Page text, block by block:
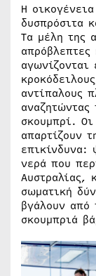
Η
δυσπρόσιτα
Τα μέλη της
απρόβλεπτες
αγωνίζονται
αντίπαλους
σκουμπρί.
απαρτίζουν
επικίνδυνα:
νερά που
Αυστραλίας,
σωματική
βγάλουν από
σκουμπριά